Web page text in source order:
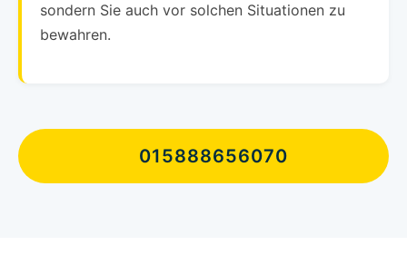
sondern Sie auch vor solchen Situationen zu
bewahren.
015888656070